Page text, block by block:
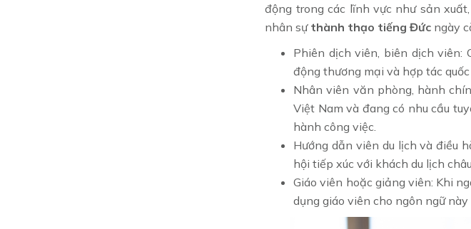
động trong các lĩnh vực như sản
nhân sựthành thạo tiếng Đức ngày
Phiên dịch viên, biên dịch viên:
động thương mại và hợp tác quốc
Nhân viên văn phòng, hành
Việt Nam và đang có nhu cầu
hành công việc.
Hướng dẫn viên du lịch và điều
hội tiếp xúc với khách du lịch
Giáo viên hoặc giảng viên: Khi
dụng giáo viên cho ngôn ngữ